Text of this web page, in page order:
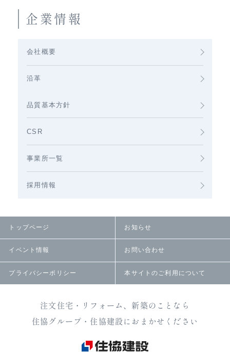
企業情報
会社概要
沿革
品質基本方針
CSR
事業所一覧
採用情報
トップページ お知らせ
イベント情報 お問い合わせ
プライバシーポリシー 本サイトのご利用について
注文住宅・リフォーム、新築のことなら
住協グループ・住協建設におまかせください